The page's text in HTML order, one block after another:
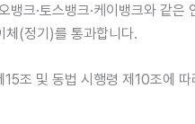
크·토스뱅크·케이뱅크와 같은
(정기)를 통과합니다.
조 및 동법 시행령 제10조에